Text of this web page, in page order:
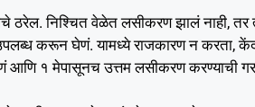
निश्चित वेळेत लसीकरण झालं नाही, तर
करून घेणं. यामध्ये राजकारण न करता,
आणि १ मेपासूनच उत्तम लसीकरण करण्याची